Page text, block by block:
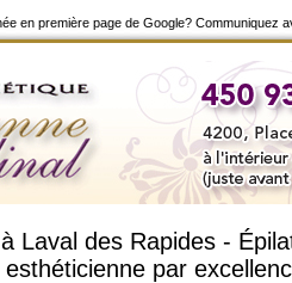
en première page de Google? Communiquez
Laval des Rapides -
par